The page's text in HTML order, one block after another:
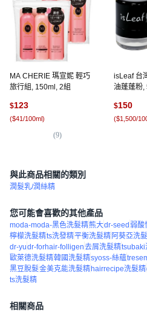
MA CHERIE 瑪宣妮 輕巧
旅行組, 150ml, 2組
$123
($41/100ml)
(9)
isLeaf 台
油蓬蓬粉,
$150
($1,500/
與此商品相關的類別
潤髮乳/潤絲精
您可能會喜歡的其他產品
moda-moda-黑色洗髮精熊大dr-seed 弱酸
檸檬洗髮精ts洗發精平衡洗髮精 阿葵亞洗
dr-yudr-forhair-folligen去屑洗髮精tsubaki
歐萊德洗髮精韓國洗髮精syoss-絲蘊
黑豆脫髮金美克能洗髮精 hairrecipe洗髮精
ts洗髮精
相關商品